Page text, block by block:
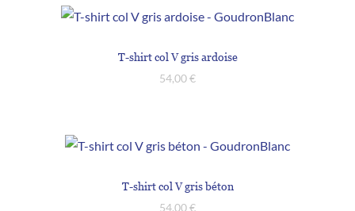
T-shirt col V gris ardoise
54,00€
T-shirt col V gris béton
54,00€